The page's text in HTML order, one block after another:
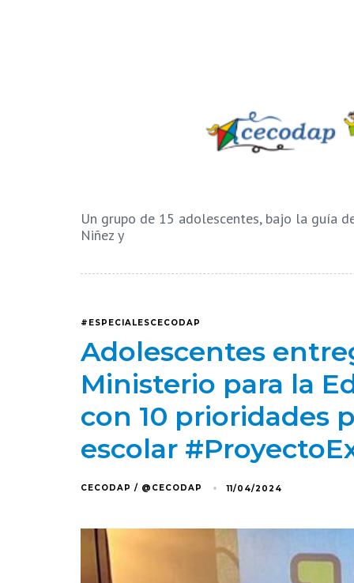
Un grupo de 15 adolescentes, bajo la guía
Niñez y
#ESPECIALESCECODAP
Adolescentes
Ministerio para la
con 10 prioridades
escolar
CECODAP / @CECODAP 11/04/2024